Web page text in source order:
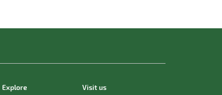
Explore
Visit us